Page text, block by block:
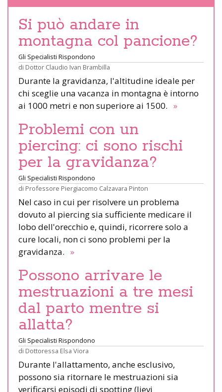
Si può andare in
montagna col pancione?
Gli Specialisti Rispondono
di Dottor Claudio Ivan Brambilla
Durante la gravidanza, l'altitudine ideale per
chi sceglie una vacanza in montagna è intorno
ai 1000 metri e non superiore ai 1500. »
Problemi con un
piercing: ci sono rischi
per la gravidanza?
Gli Specialisti Rispondono
di Professore Piergiacomo Calzavara Pinton
Nel caso in cui per risolvere un problema
dovuto al piercing sia sufficiente medicare il
lobo dell'orecchio e, quindi, ricorrere solo a
cure locali, non ci sono problemi per la
gravidanza. »
Possono arrivare le
mestruazioni a tre mesi
dal parto mentre si
allatta?
Gli Specialisti Rispondono
di Dottoressa Elsa Viora
Durante l'allattamento, anche esclusivo,
possono sia ritornare le mestruazioni sia
verificarsi episodi di spotting (lievi